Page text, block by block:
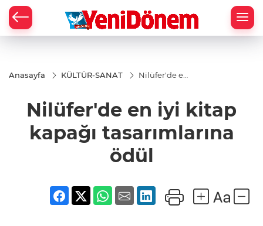
Anasayfa KÜLTÜR-SANAT
Nilüfer'de en
tasarımlarına
ödül
Nilüfer'de en iyi kitap
kapağı tasarımlarına
ödül